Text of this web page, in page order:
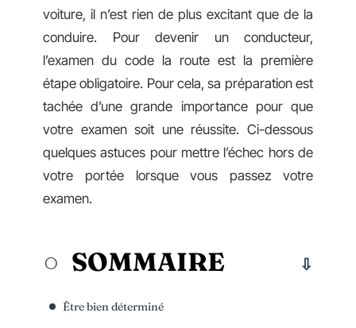
voiture, il n’est rien de plus excitant que de la
conduire. Pour devenir un conducteur,
l’examen du code la route est la première
étape obligatoire. Pour cela, sa préparation est
tachée d’une grande importance pour que
votre examen soit une réussite. Ci-dessous
quelques astuces pour mettre l’échec hors de
votre portée lorsque vous passez votre
examen.
SOMMAIRE
Être bien déterminé